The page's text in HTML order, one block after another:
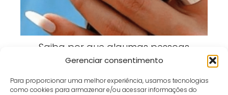
Gerenciar consentimento
Para proporcionar uma melhor experiência, usamos tecnologias
como cookies para armazenar e/ou acessar informações do
Saiba por que algumas pessoas
deixam a unha do dedo mínimo